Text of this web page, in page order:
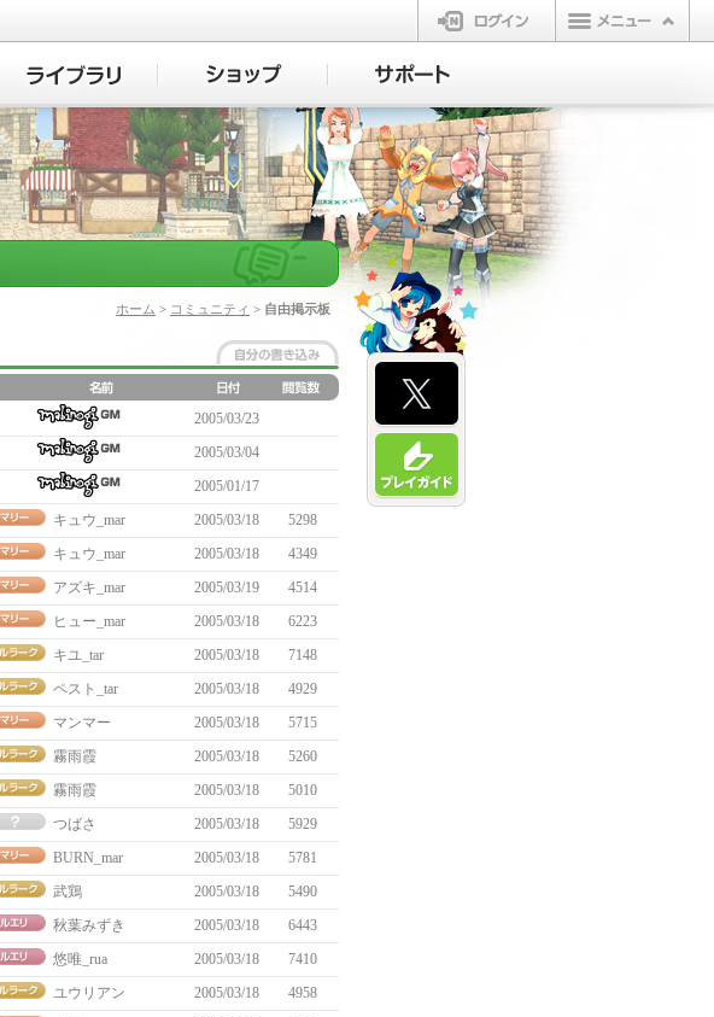
ログイン
マビノギ
ホーム > コミュニティ > 自由掲示板
2005/03/23
2005/03/04
2005/01/17
キュウ_mar 2005/03/18
5298
キュウ_mar 2005/03/18
4349
アズキ_mar 2005/03/19
4514
ヒュー_mar 2005/03/18
6223
キユ_tar 2005/03/18
7148
ペスト_tar 2005/03/18
4929
マンマー 2005/03/18
5715
霧雨霞 2005/03/18
5260
霧雨霞 2005/03/18
5010
つばさ 2005/03/18
5929
BURN_mar 2005/03/18
5781
武鶏 2005/03/18
5490
秋葉みずき 2005/03/18
6443
悠唯_rua 2005/03/18
7410
ユウリアン 2005/03/18
4958